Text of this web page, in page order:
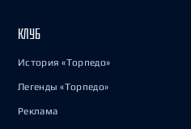
КЛУБ
История «Торпедо»
Легенды «Торпедо»
Реклама